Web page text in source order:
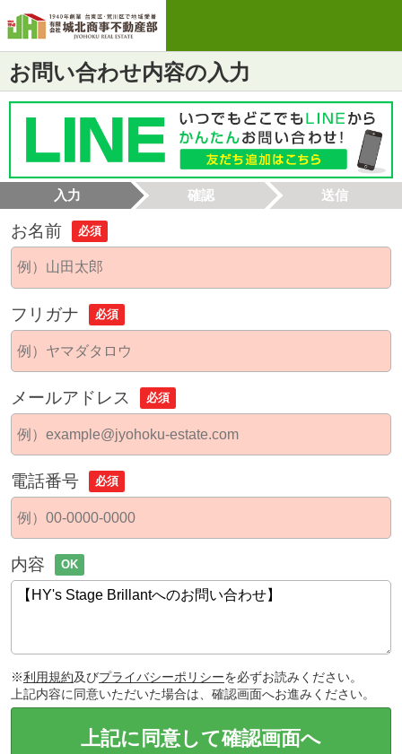
お問い合わせ内容の入力
入力 確認 送信
お名前 必須
フリガナ 必須
メールアドレス 必須
電話番号 必須
内容 OK
※利用規約及びプライバシーポリシーを必ずお読みください。
上記内容に同意いただいた場合は、確認画面へお進みください。
上記に同意して確認画面へ